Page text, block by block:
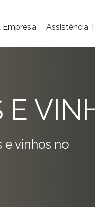
Empresa Assistência
E
e vinhos no